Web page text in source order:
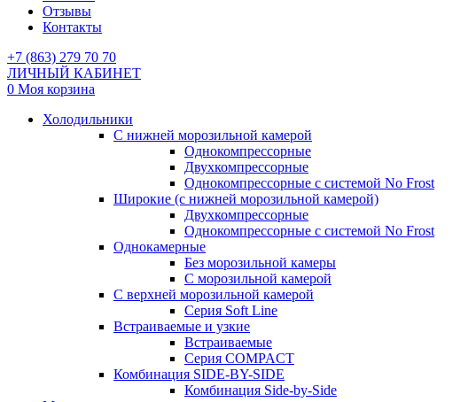
Отзывы
Контакты
+7 (863) 279 70 70
ЛИЧНЫЙ КАБИНЕТ
0 Моя корзина
Холодильники
С нижней морозильной камерой
Однокомпрессорные
Двухкомпрессорные
Однокомпрессорные с системой No Frost
Широкие (с нижней морозильной камерой)
Двухкомпрессорные
Однокомпрессорные с системой No Frost
Однокамерные
Без морозильной камеры
С морозильной камерой
С верхней морозильной камерой
Серия Soft Line
Встраиваемые и узкие
Встраиваемые
Серия СOMPACT
Комбинация SIDE-BY-SIDE
Комбинация Side-by-Side